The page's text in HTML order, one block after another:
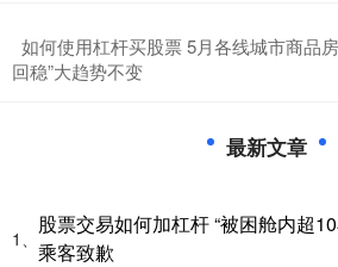
如何使用杠杆买股票 5月各线城市商品
回稳”大趋势不变
最新文章
1、
股票交易如何加杠杆 “被困舱内超
乘客致歉